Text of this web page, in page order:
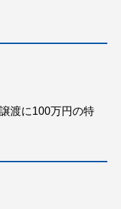
渡に100万円の特